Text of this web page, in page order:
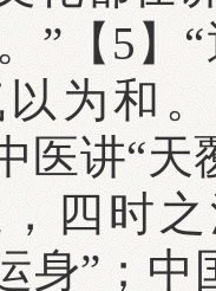
”【5】
以为和
医讲“
四时
身”；